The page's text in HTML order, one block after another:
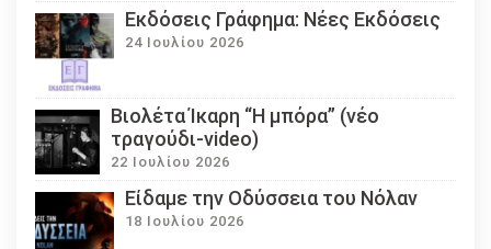
Εκδόσεις Γράφημα: Νέες Εκδόσεις
24 Ιουλίου 2026
Βιολέτα Ίκαρη “Η μπόρα” (νέο
τραγούδι-video)
22 Ιουλίου 2026
Eίδαμε την Οδύσσεια του Νόλαν
18 Ιουλίου 2026